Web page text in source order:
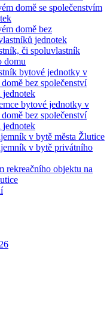
domě se společenstvím
domě bez
jednotek
či spoluvlastník
domu
bytové jednotky v
bez společenství
jednotek
bytové jednotky v
bez společenství
jednotek
v bytě města Žlutice
v bytě privátního
rekreačního objektu na